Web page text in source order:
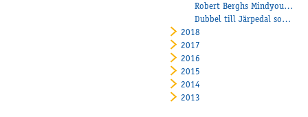
Robert Berghs Mindyourvalue W.F. tredje segern i rad på Vincennes
Dubbel till Järpedal som inledde 2019 urstarkt!
2018
2017
2016
2015
2014
2013